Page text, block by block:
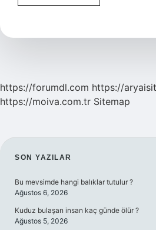
Eş
Demek
https://forumdl.com https://
https://moiva.com.tr Sitemap
SIDEBAR
SON YAZILAR
Bu mevsimde hangi balıklar tutulur ?
Ağustos 6, 2026
Kuduz bulaşan insan kaç günde ölür ?
Ağustos 5, 2026